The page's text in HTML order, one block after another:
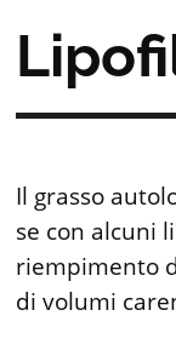
Il grasso
se con alcuni
riempimento
di volumi